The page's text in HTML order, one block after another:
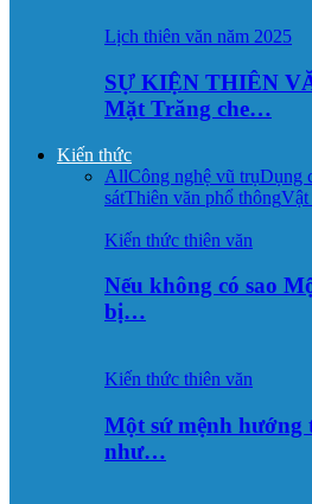
Lịch thiên văn năm 2025
SỰ KIỆN THIÊN
Mặt Trăng che…
Kiến thức
AllCông nghệ vũ trụDụng
sátThiên văn phổ thôngVật
Kiến thức thiên văn
Nếu không có sao
bị…
Kiến thức thiên văn
Một sứ mệnh hướng
như…